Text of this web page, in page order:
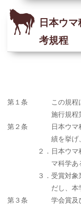
日本ウ
考規程
第１条
この規
施行規程
第２条
日本ウ
績を挙げ
２． 日本ウ
マ科学あ
３． 受賞対象
だし、本
第３条
学会賞及